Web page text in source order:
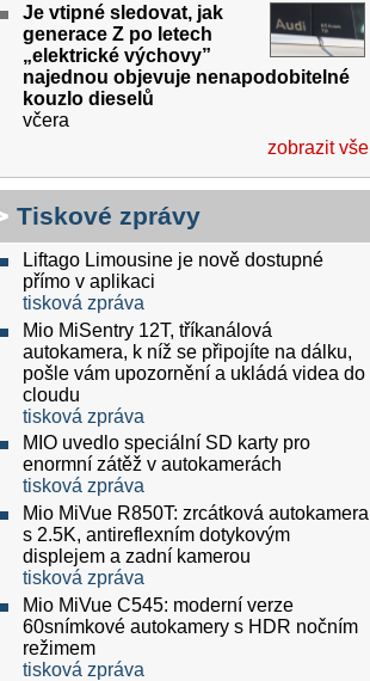
Je vtipné sledovat, jak
generace Z po letech
„elektrické výchovy”
najednou objevuje nenapodobitelné
kouzlo dieselů
včera
zobrazit vše
Tiskové zprávy
Liftago Limousine je nově dostupné
přímo v aplikaci
tisková zpráva
Mio MiSentry 12T, tříkanálová
autokamera, k níž se připojíte na dálku,
pošle vám upozornění a ukládá videa do
cloudu
tisková zpráva
MIO uvedlo speciální SD karty pro
enormní zátěž v autokamerách
tisková zpráva
Mio MiVue R850T: zrcátková autokamera
s 2.5K, antireflexním dotykovým
displejem a zadní kamerou
tisková zpráva
Mio MiVue C545: moderní verze
60snímkové autokamery s HDR nočním
režimem
tisková zpráva